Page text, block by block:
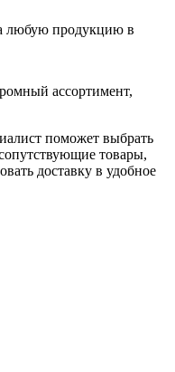
любую продукцию в
ассортимент,
поможет выбрать
товары,
доставку в удобное